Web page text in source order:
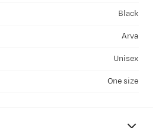
Black
Arva
Unisex
One size